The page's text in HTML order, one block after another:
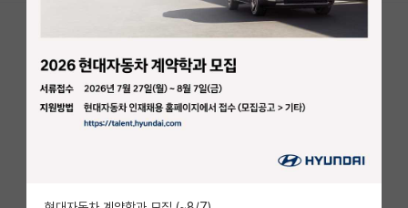
커뮤니티 홈
전체글보기
베스트 게시판